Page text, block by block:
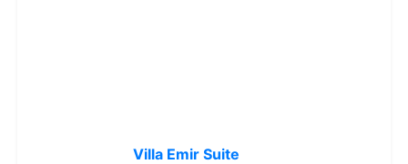
Villa Emir Suite